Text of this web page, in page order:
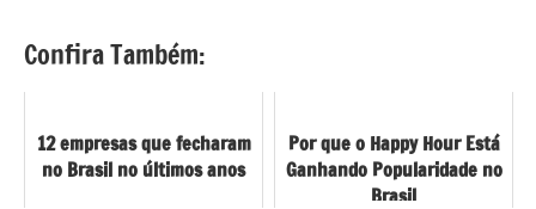
Confira Também:
12 empresas que fecharam
no Brasil no últimos anos
Por que o Happy Hour Está
Ganhando Popularidade no
Brasil